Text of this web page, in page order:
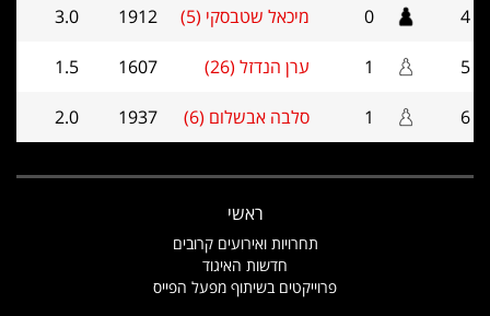
4
0 מיכאל שטבסקי (5) 1912
3.0
5
1 ערן הנדזל (26) 1607
1.5
6
1 סלבה אבשלום (6) 1937
2.0
ראשי
תחרויות ואירועים קרובים
חדשות האיגוד
פרוייקטים בשיתוף מפעל הפייס